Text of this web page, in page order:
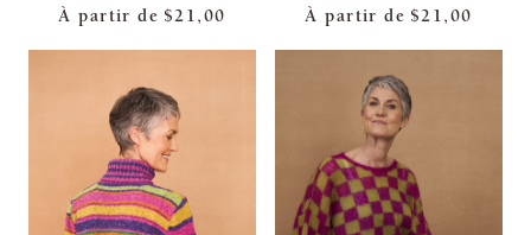
À partir de $21,00
À partir de $21,00